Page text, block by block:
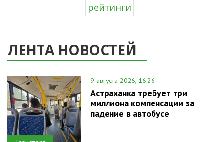
рейтинги
ЛЕНТА НОВОСТЕЙ
9 августа 2026, 16:26
Астраханка требует три
миллиона компенсации за
падение в автобусе